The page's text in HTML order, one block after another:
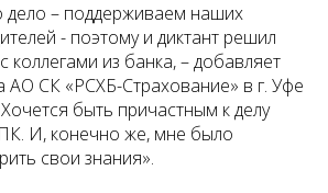
– поддерживаем наших
- поэтому и диктант решил
коллегами из банка, – добавляет
АО СК «РСХБ-Страхование» в г. Уфе
быть причастным к делу
И, конечно же, мне было
свои знания».